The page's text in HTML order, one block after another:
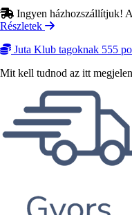
Ingyen házhozszállítjuk!
Részletek
Juta Klub tagoknak 555
Mit kell tudnod az itt